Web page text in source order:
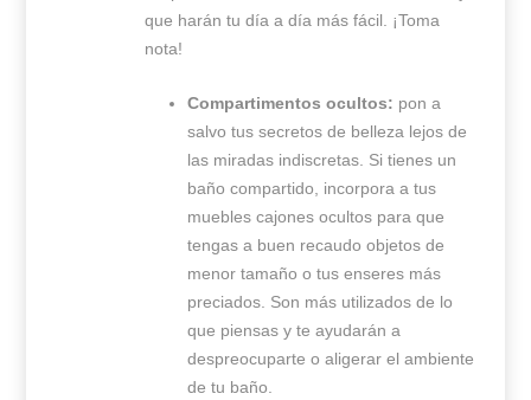
que harán tu día a día más fácil. ¡Toma
nota!
Compartimentos ocultos: pon a
salvo tus secretos de belleza lejos de
las miradas indiscretas. Si tienes un
baño compartido, incorpora a tus
muebles cajones ocultos para que
tengas a buen recaudo objetos de
menor tamaño o tus enseres más
preciados. Son más utilizados de lo
que piensas y te ayudarán a
despreocuparte o aligerar el ambiente
de tu baño.